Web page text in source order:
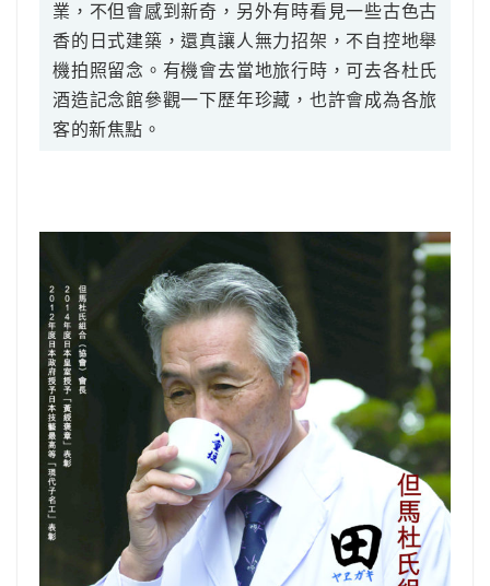
業，不但會感到新奇，另外有時看見一些古色古
香的日式建築，還真讓人無力招架，不自控地舉
機拍照留念。有機會去當地旅行時，可去各杜氏
酒造記念館參觀一下歷年珍藏，也許會成為各旅
客的新焦點。